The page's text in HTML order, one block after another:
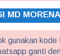
MD
gunakan
ganti